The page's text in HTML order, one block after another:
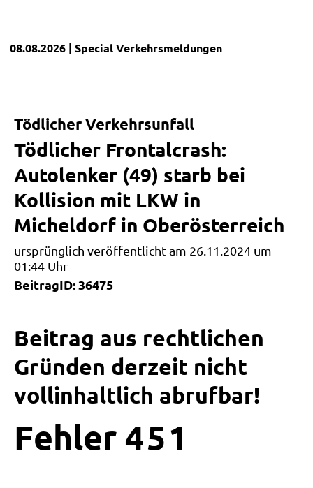
08.08.2026 | SpecialVerkehrsmeldungen
Tödlicher Verkehrsunfall
Tödlicher Frontalcrash:
Autolenker (49) starb bei
Kollision mit LKW in
Micheldorf in Oberösterreich
ursprünglich veröffentlicht am 26.11.2024 um
01:44 Uhr
BeitragID: 36475
Beitrag aus rechtlichen
Gründen derzeit nicht
vollinhaltlich abrufbar!
Fehler 4 5 1